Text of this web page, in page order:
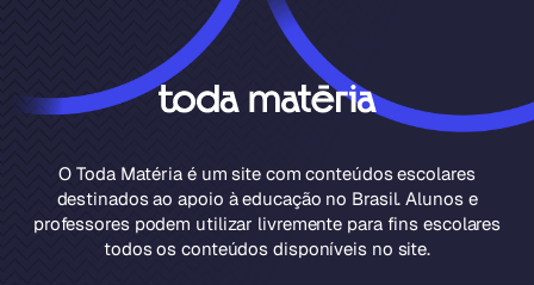
O Toda Matéria é um site com conteúdos escolares
destinados ao apoio à educação no Brasil. Alunos e
professores podem utilizar livremente para fins escolares
todos os conteúdos disponíveis no site.